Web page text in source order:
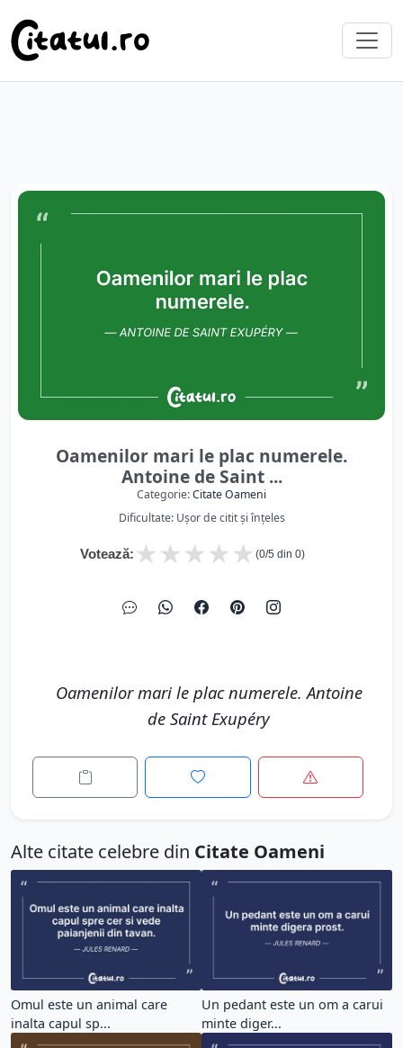
Oamenilor mari le plac numerele.
Antoine de Saint ...
Categorie:Citate Oameni
Dificultate: Ușor de citit și înțeles
Votează: ★
★
★
★
★ (0/5 din 0)
Oamenilor mari le plac numerele. Antoine
de Saint Exupéry
Alte citate celebre din Citate Oameni
Omul este un animal care
inalta capul sp...
Un pedant este un om a carui
minte diger...